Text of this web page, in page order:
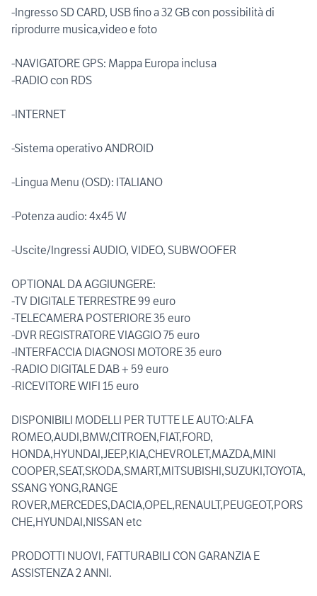
-Ingresso SD CARD, USB fino a 32 GB con possibilità di
riprodurre musica,video e foto
-NAVIGATORE GPS: Mappa Europa inclusa
-RADIO con RDS
-INTERNET
-Sistema operativo ANDROID
-Lingua Menu (OSD): ITALIANO
-Potenza audio: 4x45 W
-Uscite/Ingressi AUDIO, VIDEO, SUBWOOFER
OPTIONAL DA AGGIUNGERE:
-TV DIGITALE TERRESTRE 99 euro
-TELECAMERA POSTERIORE 35 euro
-DVR REGISTRATORE VIAGGIO 75 euro
-INTERFACCIA DIAGNOSI MOTORE 35 euro
-RADIO DIGITALE DAB + 59 euro
-RICEVITORE WIFI 15 euro
DISPONIBILI MODELLI PER TUTTE LE AUTO:ALFA
ROMEO,AUDI,BMW,CITROEN,FIAT,FORD,
HONDA,HYUNDAI,JEEP,KIA,CHEVROLET,MAZDA,MINI
COOPER,SEAT,SKODA,SMART,MITSUBISHI,SUZUKI,TOYOTA,
SSANG YONG,RANGE
ROVER,MERCEDES,DACIA,OPEL,RENAULT,PEUGEOT,PORS
CHE,HYUNDAI,NISSAN etc
PRODOTTI NUOVI, FATTURABILI CON GARANZIA E
ASSISTENZA 2 ANNI.